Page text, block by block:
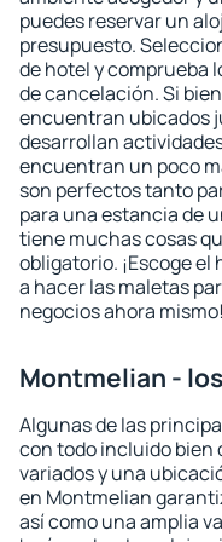
puedes reservar un
presupuesto.
de hotel y comprueba
de cancelación. Si
encuentran ubicados
desarrollan
encuentran un poco
son perfectos tanto
para una estancia de
tiene muchas cosas
obligatorio. ¡Escoge
a hacer las maletas
negocios ahora mismo!
Montmelian -
Algunas de las
con todo incluido bien
variados y una
en Montmelian
así como una amplia